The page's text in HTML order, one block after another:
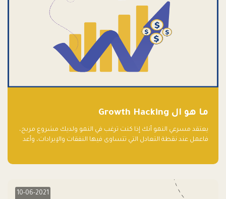
ما هو ال Growth Hacking
يعتقد مسرعي النمو أنك إذا كنت ترغب في النمو ولديك مشروع مربح،
فاعمل عند نقطة التعادل التي تتساوى فيها النفقات والإيرادات، وأعد
10-06-2021